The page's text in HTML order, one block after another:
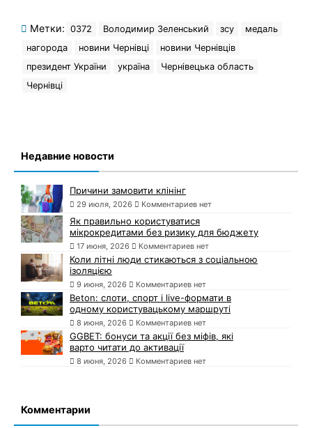
Метки: 0372 Володимир Зеленський зсу
медаль
нагорода
новини Чернівці
новини Чернівців
президент України
україна
Чернівецька область
Чернівці
Недавние новости
Причини замовити клінінг
29 июля, 2026 Комментариев нет
Як правильно користуватися
мікрокредитами без ризику для бюджету
17 июня, 2026 Комментариев нет
Коли літні люди стикаються з соціальною
ізоляцією
9 июня, 2026 Комментариев нет
Beton: слоти, спорт і live-формати в
одному користувацькому маршруті
8 июня, 2026 Комментариев нет
GGBET: бонуси та акції без міфів, які
варто читати до активації
8 июня, 2026 Комментариев нет
Комментарии